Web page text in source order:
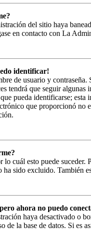
del sitio haya
en contacto con La
identificar!
de usuario y
tendrá que seguir algunas
pueda identificarse;
que proporcionó no
lo cuál esto puede
ha sido excluido. También
ahora no puedo
haya desactivado o
de la base de datos. Si es